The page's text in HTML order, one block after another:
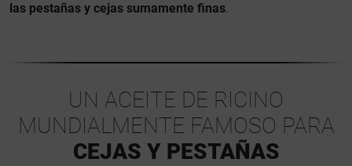
las pestañas y cejas sumamente finas.
UN ACEITE DE RICINO
MUNDIALMENTE FAMOSO PARA
CEJAS Y PESTAÑAS